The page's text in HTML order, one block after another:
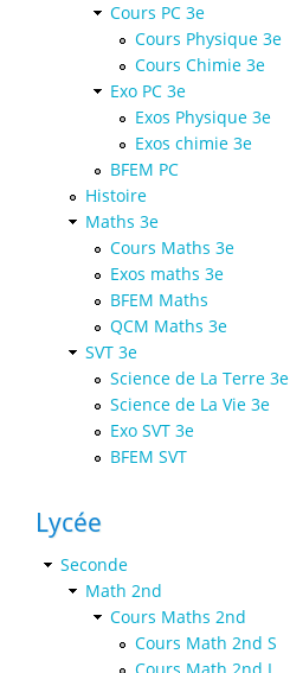
Cours PC 3e
Cours Physique 3e
Cours Chimie 3e
Exo PC 3e
Exos Physique 3e
Exos chimie 3e
BFEM PC
Histoire
Maths 3e
Cours Maths 3e
Exos maths 3e
BFEM Maths
QCM Maths 3e
SVT 3e
Science de La Terre 3e
Science de La Vie 3e
Exo SVT 3e
BFEM SVT
Lycée
Seconde
Math 2nd
Cours Maths 2nd
Cours Math 2nd S